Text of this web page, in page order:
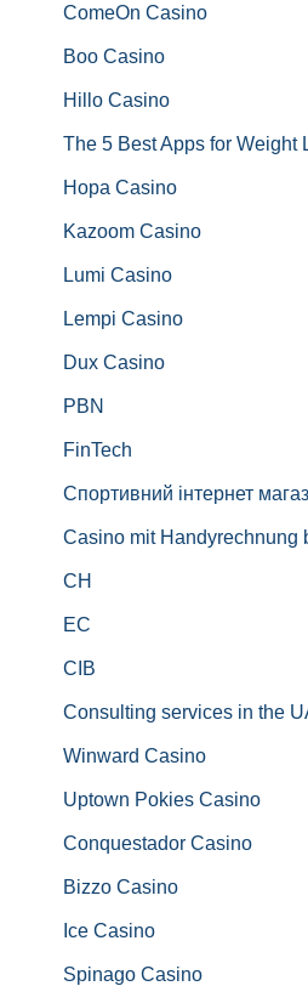
ComeOn Casino
Boo Casino
Hillo Casino
The 5 Best Apps for Weight
Hopa Casino
Kazoom Casino
Lumi Casino
Lempi Casino
Dux Casino
PBN
FinTech
Спортивний інтернет
Casino mit Handyrechnung
CH
EC
CIB
Consulting services in the
Winward Casino
Uptown Pokies Casino
Conquestador Casino
Bizzo Casino
Ice Casino
Spinago Casino